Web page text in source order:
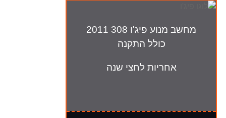
מחשב מנוע פיג'ו 308 2011
כולל התקנה
אחריות לחצי שנה